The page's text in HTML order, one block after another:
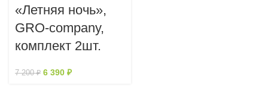
«Летняя ночь»,
GRO-company,
комплект 2шт.
7 200₽ 6 390 ₽